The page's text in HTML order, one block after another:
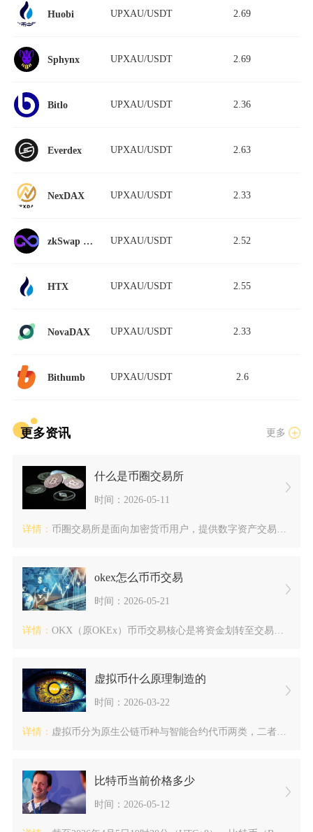
Huobi UPXAU/USDT 2.69
Sphynx UPXAU/USDT 2.69
Bitlo UPXAU/USDT 2.36
Everdex UPXAU/USDT 2.63
NexDAX UPXAU/USDT 2.33
zkSwap Finance StableSwap UPXAU/USDT 2.52
HTX UPXAU/USDT 2.55
NovaDAX UPXAU/USDT 2.33
Bithumb UPXAU/USDT 2.6
更多资讯 更多
什么是币圈交易所
时间：2026-05-11
详情： 币圈交易所是面向加密货币用户，提供数字资产交易、兑换、托管及...
okex怎么币币交易
时间：2026-05-21
详情： OKX（原OKEx）币币交易核心是将资金划转至交易账户后，在...
虚拟币什么原理制造的
时间：2026-03-22
详情： 虚拟币分为原生公链币种与智能合约代币两类，二者制造原理存在本...
比特币当前价格多少
时间：2026-05-12